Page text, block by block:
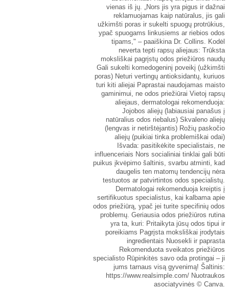
vienas iš jų. „Nors jis yra pigus ir dažnai
reklamuojamas kaip natūralus, jis gali
užkimšti poras ir sukelti spuogų protrūkius,
ypač spuogams linkusiems ar riebios odos
tipams," – paaiškina Dr. Collins. Kodėl
neverta tepti rapsų aliejaus: Trūksta
moksliškai pagrįstų odos priežiūros naudų
Gali sukelti komedogeninį poveikį (užkimšti
poras) Neturi vertingų antioksidantų, kuriuos
turi kiti aliejai Paprastai naudojamas maisto
gaminimui, ne odos priežiūrai Vietoj rapsų
aliejaus, dermatologai rekomenduoja:
Jojobos aliejų (labiausiai panašus į
natūralius odos riebalus) Skvaleno aliejų
(lengvas ir netirštėjantis) Rožių paskočio
aliejų (puikiai tinka problemiškai odai)
Išvada: pasitikėkite specialistais, ne
influenceriais Nors socialiniai tinklai gali būti
puikus įkvėpimo šaltinis, svarbu atminti, kad
daugelis ten matomų tendencijų nėra
testuotos ar patvirtintos odos specialistų.
Dermatologai rekomenduoja kreiptis į
sertifikuotus specialistus, kai kalbama apie
odos priežiūrą, ypač jei turite specifinių odos
problemų. Geriausia odos priežiūros rutina
yra ta, kuri: Pritaikyta jūsų odos tipui ir
poreikiams Pagrįsta moksliškai įrodytais
ingredientais Nuosekli ir paprasta
Rekomenduota sveikatos priežiūros
specialisto Rūpinkitės savo oda protingai – ji
jums tarnaus visą gyvenimą! Šaltinis:
https://www.realsimple.com/ Nuotraukos
asociatyvinės © Canva.